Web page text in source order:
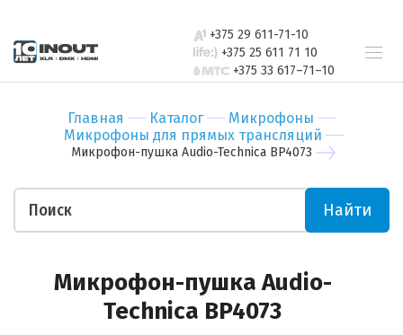
+375 29 611-71-10
+375 25 611 71 10
+375 33 617–71–10
Главная Каталог
Микрофоны
Микрофоны для прямых трансляций
Микрофон-пушка Audio-Technica BP4073
Найти
Микрофон-пушка Audio-
Technica BP4073
Отправить
ближайшее
Отправить
Ресторан
Гостиница
Бутик
Ночной клуб
Ваши пожелания